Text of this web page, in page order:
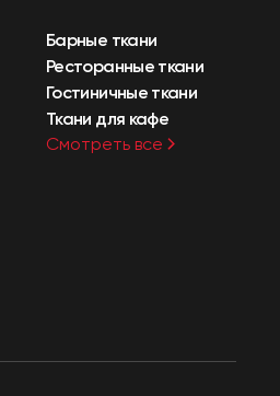
Барные ткани
Ресторанные ткани
Гостиничные ткани
Ткани для кафе
Смотреть все